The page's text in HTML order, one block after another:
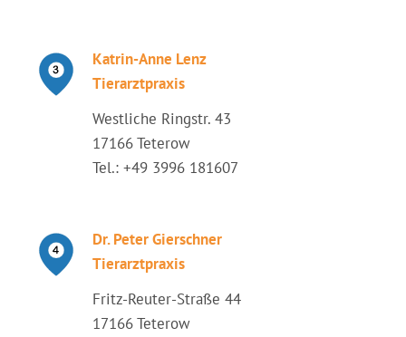
Katrin-Anne Lenz
Tierarztpraxis
Westliche Ringstr. 43
17166 Teterow
Tel.: +49 3996 181607
Dr. Peter Gierschner
Tierarztpraxis
Fritz-Reuter-Straße 44
17166 Teterow